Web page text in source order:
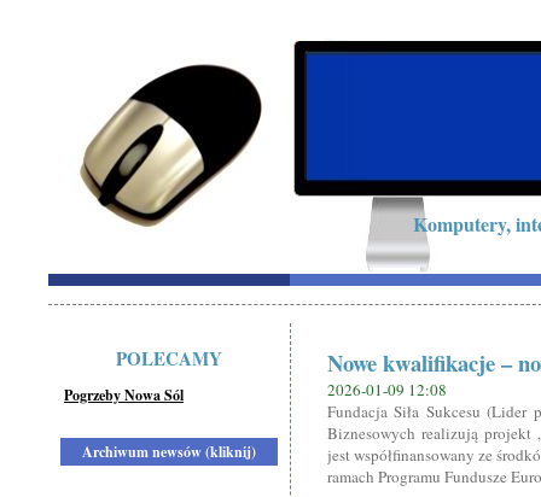
Komputery,
POLECAMY
Pogrzeby Nowa Sól
Archiwum newsów (kliknij)
Nowe kwalifikacje –
2026-01-09 12:08
Fundacja Siła Sukcesu (Lider
Biznesowych realizują
jest współfinansowany ze
ramach Programu Fundusze